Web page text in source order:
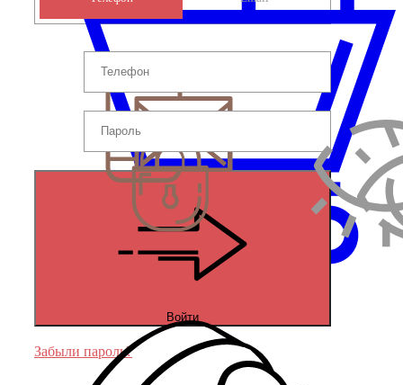
Войти
Забыли пароль?